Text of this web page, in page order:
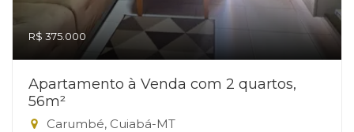
R$ 375.000
Apartamento à Venda com 2 quartos,
56m²
Carumbé, Cuiabá-MT